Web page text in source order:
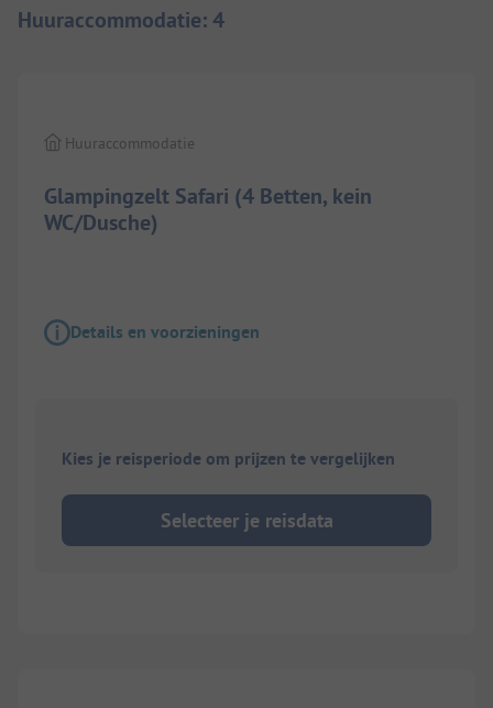
Huuraccommodatie:4
Glampingzelt Safari (4 Betten, kein
WC/Dusche)
Huuraccommodatie
Details en voorzieningen
Kies je reisperiode om prijzen te vergelijken
Selecteer je reisdata